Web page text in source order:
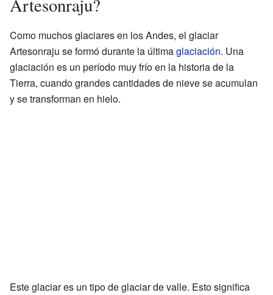
Artesonraju?
Como muchos glaciares en los Andes, el glaciar
Artesonraju se formó durante la últimaglaciación. Una
glaciación es un período muy frío en la historia de la
Tierra, cuando grandes cantidades de nieve se acumulan
y se transforman en hielo.
Este glaciar es un tipo de glaciar de valle. Esto significa